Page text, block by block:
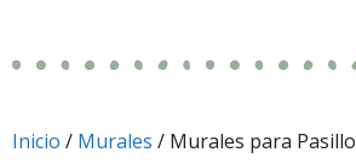
Inicio / Murales / Murales para Pasillo